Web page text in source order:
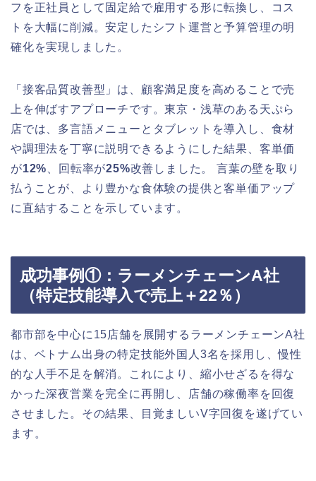
フを正社員として固定給で雇用する形に転換し、コス
トを大幅に削減。安定したシフト運営と予算管理の明
確化を実現しました。
「接客品質改善型」は、顧客満足度を高めることで売
上を伸ばすアプローチです。東京・浅草のある天ぷら
店では、多言語メニューとタブレットを導入し、食材
や調理法を丁寧に説明できるようにした結果、客単価
が12% 、回転率が25%改善しました。 言葉の壁を取り
払うことが、より豊かな食体験の提供と客単価アップ
に直結することを示しています。
成功事例①：ラーメンチェーンA社
（特定技能導入で売上＋22％）
都市部を中心に15店舗を展開するラーメンチェーンA社
は、ベトナム出身の特定技能外国人3名を採用し、慢性
的な人手不足を解消。これにより、縮小せざるを得な
かった深夜営業を完全に再開し、店舗の稼働率を回復
させました。その結果、目覚ましいV字回復を遂げてい
ます。